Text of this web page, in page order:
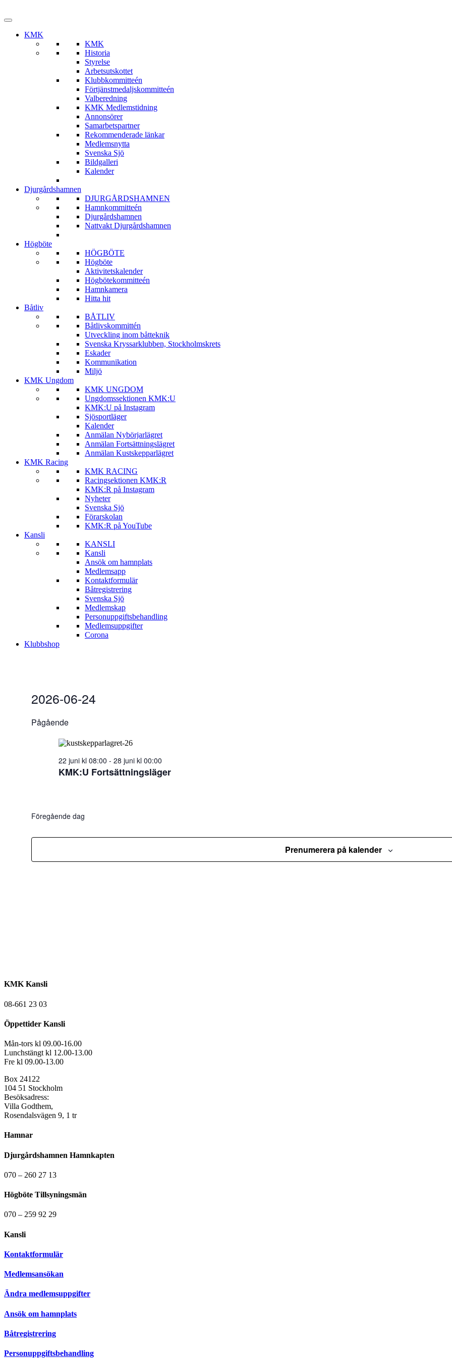
KMK
KMK
Historia
Styrelse
Arbetsutskottet
Klubbkommitteén
Förtjänstmedaljskommitteén
Valberedning
KMK Medlemstidning
Annonsörer
Samarbetspartner
Rekommenderade länkar
Medlemsnytta
Svenska Sjö
Bildgalleri
Kalender
Djurgårdshamnen
DJURGÅRDSHAMNEN
Hamnkommitteén
Djurgårdshamnen
Nattvakt Djurgårdshamnen
Högböte
HÖGBÖTE
Högböte
Aktivitetskalender
Högbötekommitteén
Hamnkamera
Hitta hit
Båtliv
BÅTLIV
Båtlivskommittén
Utveckling inom båtteknik
Svenska Kryssarklubben, Stockholmskrets
Eskader
Kommunikation
Miljö
KMK Ungdom
KMK UNGDOM
Ungdomssektionen KMK:U
KMK:U på Instagram
Sjösportläger
Kalender
Anmälan Nybörjarlägret
Anmälan Fortsättningslägret
Anmälan Kustskepparlägret
KMK Racing
KMK RACING
Racingsektionen KMK:R
KMK:R på Instagram
Nyheter
Svenska Sjö
Förarskolan
KMK:R på YouTube
Kansli
KANSLI
Kansli
Ansök om hamnplats
Medlemsapp
Kontaktformulär
Båtregistrering
Svenska Sjö
Medlemskap
Personuppgiftsbehandling
Medlemsuppgifter
Corona
Klubbshop
Evenemang
2026-
2026-06-24
datum.
Pågående
KMK:U Fortsättningsläger
22 juni kl 08:00 - 28 juni kl 00:00
Föregående dag
Prenumerera på kalender
KMK Kansli
08-661 23 03
Öppettider Kansli
Mån-tors kl 09.00-16.00
Lunchstängt kl 12.00-13.00
Fre kl 09.00-13.00
Box 24122
104 51 Stockholm
Besöksadress:
Villa Godthem,
Rosendalsvägen 9, 1 tr
Hamnar
Djurgårdshamnen Hamnkapten
070 – 260 27 13
Högböte Tillsyningsmän
070 – 259 92 29
Kansli
Kontaktformulär
Medlemsansökan
Ändra medlemsuppgifter
Ansök om hamnplats
Båtregistrering
Personuppgiftsbehandling